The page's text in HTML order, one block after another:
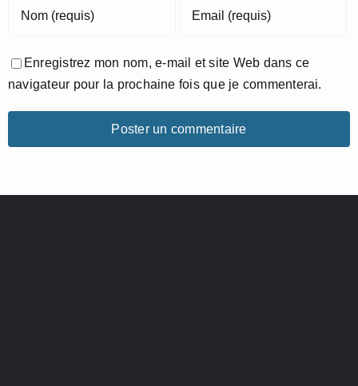
Enregistrez mon nom, e-mail et site Web dans ce
navigateur pour la prochaine fois que je commenterai.